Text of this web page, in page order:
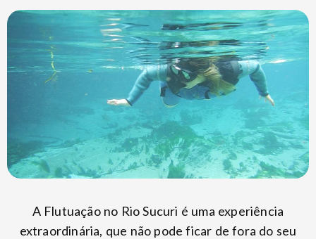
A Flutuação no Rio Sucuri é uma experiência
extraordinária, que não pode ficar de fora do seu